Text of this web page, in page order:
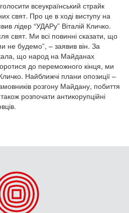
всеукраїнський страйк
свят. Про це в ході виступу на
лідер “УДАРу” Віталій Кличко.
свят. Ми всі повинні сказати, що
не будемо”, – заявив він. За
що народ на Майданах
до переможного кінця, ми
Найближчі плани опозиції –
розгону Майдану, побиття
також розпочати антикорупційні